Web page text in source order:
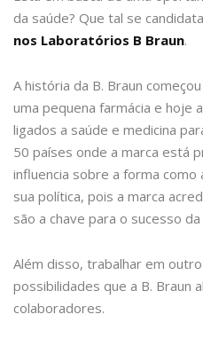
da saúde? Que tal se
nos Laboratórios B Braun.
A história da B. Braun
uma pequena farmácia e hoje
ligados a saúde e medicina
50 países onde a marca está
influencia sobre a forma como
sua política, pois a marca
são a chave para o sucesso
Além disso, trabalhar em
possibilidades que a B. Braun
colaboradores.